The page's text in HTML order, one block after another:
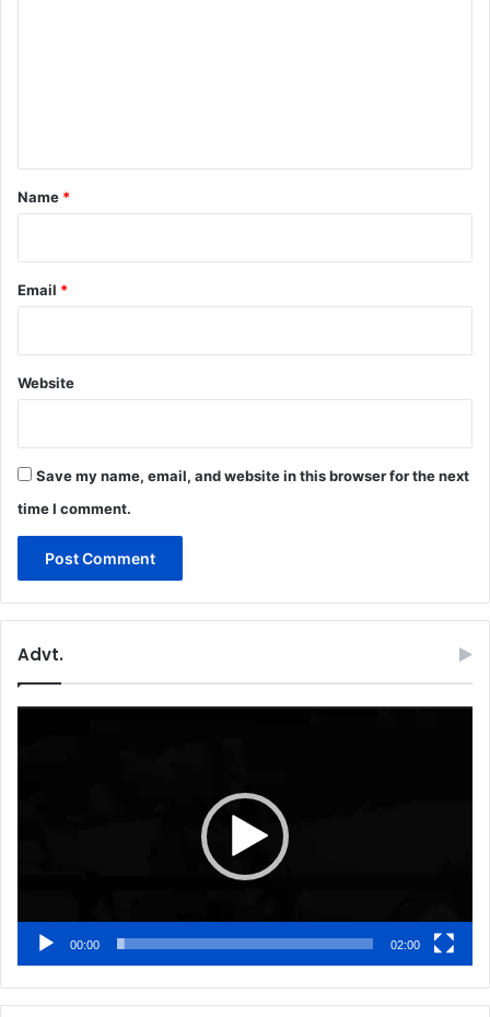
*
Name *
Email *
Website
Save my name, email, and website in this browser for the next
time I comment.
Advt.
00:00 02:00